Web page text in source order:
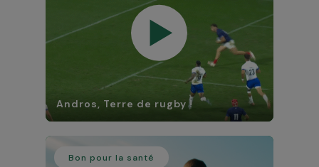
Andros, Terre de rugby !
Bon pour la santé